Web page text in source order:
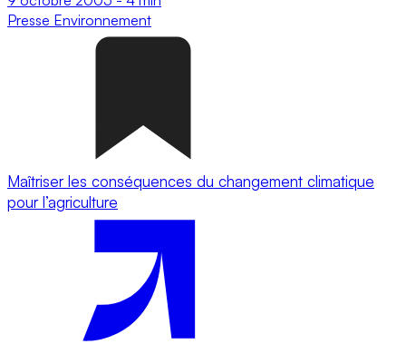
Presse Environnement
Maîtriser les conséquences du changement climatique
pour l’agriculture